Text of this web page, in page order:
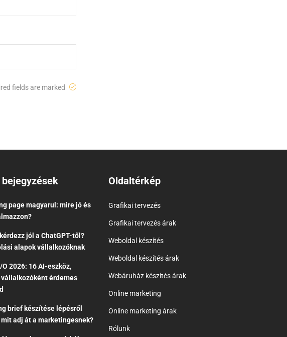
fields are marked
page magyarul: mire jó és
jól a ChatGPT-től?
alapok vállalkozóknak
O 2026: 16 AI-eszköz,
érdemes
brief készítése lépésről
mit adj át a marketingesnek?
Oldaltérkép
Grafikai tervezés
Grafikai tervezés árak
Weboldal készítés
Weboldal készítés árak
Webáruház készítés árak
Online marketing
Online marketing árak
Rólunk